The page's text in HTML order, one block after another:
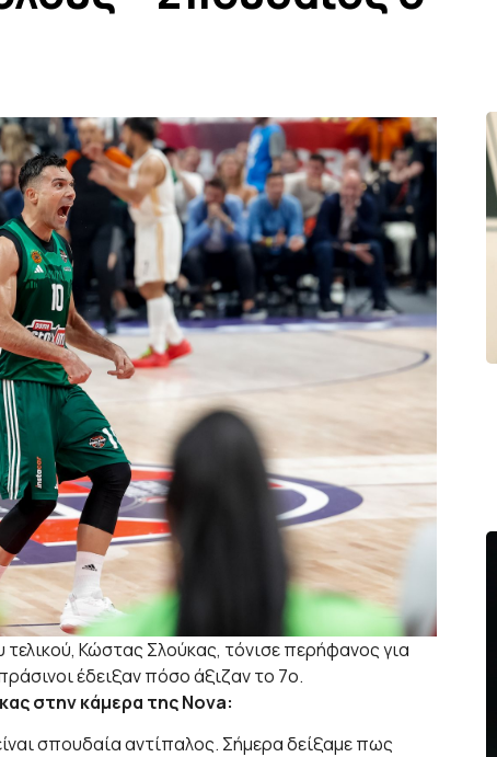
Κώστας Σλούκας, τόνισε περήφανος για
έδειξαν πόσο άξιζαν το 7ο.
στην κάμερα της Nova:
σπουδαία αντίπαλος. Σήμερα δείξαμε πως